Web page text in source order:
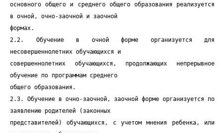
основного общего и среднего общего образования реализуется
в очной, очно-заочной и заочной
формах.
2.2. Обучение в очной форме организуется для
несовершеннолетних обучающихся и
совершеннолетних обучающихся, продолжающих непрерывное
обучение по программам среднего
общего образования.
2.3. Обучение в очно-заочной, заочной форме организуется по
заявлению родителей (законных
представителей) обучающихся, с учетом мнения ребенка, или